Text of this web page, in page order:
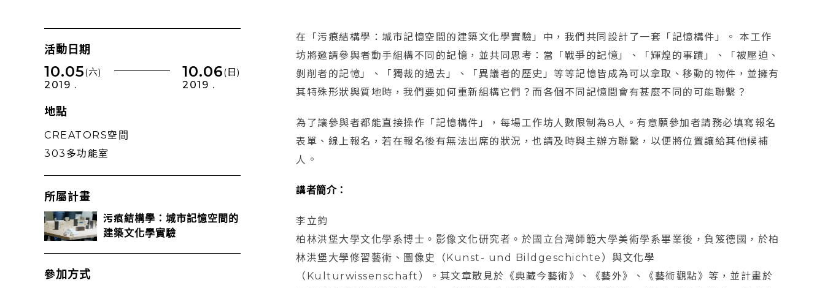
活動日期
10.05(六)
2019 .
10.06(日)
2019 .
地點
CREATORS空間
303多功能室
所屬計畫
污痕結構學：城市記憶空間的
建築文化學實驗
參加方式
在「污痕結構學：城市記憶空間的建築文化學實驗」中，我們共同設計了一套「記憶構件」。 本工作
坊將邀請參與者動手組構不同的記憶，並共同思考：當「戰爭的記憶」、「輝煌的事蹟」、「被壓迫、
剝削者的記憶」、「獨裁的過去」、「異議者的歷史」等等記憶皆成為可以拿取、移動的物件，並擁有
其特殊形狀與質地時，我們要如何重新組構它們？而各個不同記憶間會有甚麼不同的可能聯繫？
為了讓參與者都能直接操作「記憶構件」，每場工作坊人數限制為8人。有意願參加者請務必填寫報名
表單、線上報名，若在報名後有無法出席的狀況，也請及時與主辦方聯繫，以便將位置讓給其他候補
人。
講者簡介：
李立鈞
柏林洪堡大學文化學系博士。影像文化研究者。於國立台灣師範大學美術學系畢業後，負笈德國，於柏
林洪堡大學修習藝術、圖像史（Kunst- und Bildgeschichte）與文化學
（Kulturwissenschaft）。其文章散見於《典藏今藝術》、《藝外》、《藝術觀點》等，並計畫於